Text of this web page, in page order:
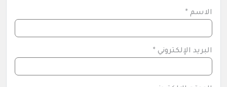
الاسم *
البريد الإلكتروني *